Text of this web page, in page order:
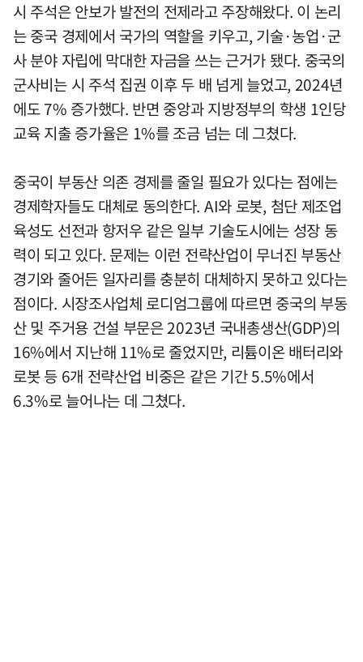
시 주석은 안보가 발전의 전제라고 주장해왔다. 이 논리
는 중국 경제에서 국가의 역할을 키우고, 기술·농업·군
사 분야 자립에 막대한 자금을 쓰는 근거가 됐다. 중국의
군사비는 시 주석 집권 이후 두 배 넘게 늘었고, 2024년
에도 7% 증가했다. 반면 중앙과 지방정부의 학생 1인당
교육 지출 증가율은 1%를 조금 넘는 데 그쳤다.
중국이 부동산 의존 경제를 줄일 필요가 있다는 점에는
경제학자들도 대체로 동의한다. AI와 로봇, 첨단 제조업
육성도 선전과 항저우 같은 일부 기술도시에는 성장 동
력이 되고 있다. 문제는 이런 전략산업이 무너진 부동산
경기와 줄어든 일자리를 충분히 대체하지 못하고 있다는
점이다. 시장조사업체 로디엄그룹에 따르면 중국의 부동
산 및 주거용 건설 부문은 2023년 국내총생산(GDP)의
16%에서 지난해 11%로 줄었지만, 리튬이온 배터리와
로봇 등 6개 전략산업 비중은 같은 기간 5.5%에서
6.3%로 늘어나는 데 그쳤다.